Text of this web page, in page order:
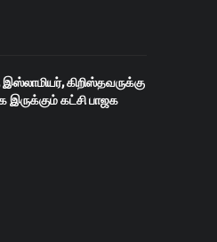
கிறிஸ்தவருக்கு
இருக்கும் கட்சி பாஜக